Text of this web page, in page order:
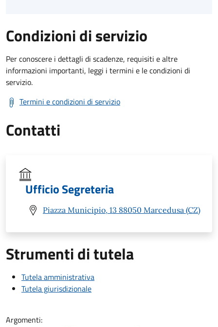
Condizioni di servizio
Per conoscere i dettagli di scadenze, requisiti e altre
informazioni importanti, leggi i termini e le condizioni di
servizio.
Termini e condizioni di servizio
Contatti
Ufficio Segreteria
Piazza Municipio, 13 88050 Marcedusa (CZ)
Strumenti di tutela
Tutela amministrativa
Tutela giurisdizionale
Argomenti: